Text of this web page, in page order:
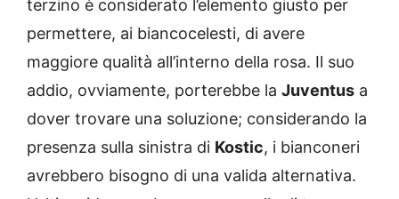
terzino è considerato l’elemento giusto per
permettere, ai biancocelesti, di avere
maggiore qualità all’interno della rosa. Il suo
addio, ovviamente, porterebbe la Juventus a
dover trovare una soluzione; considerando la
presenza sulla sinistra di Kostic, i bianconeri
avrebbero bisogno di una valida alternativa.